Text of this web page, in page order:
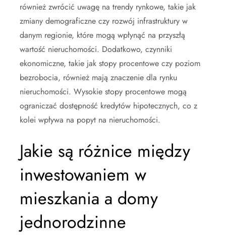
również zwrócić uwagę na trendy rynkowe, takie jak
zmiany demograficzne czy rozwój infrastruktury w
danym regionie, które mogą wpłynąć na przyszłą
wartość nieruchomości. Dodatkowo, czynniki
ekonomiczne, takie jak stopy procentowe czy poziom
bezrobocia, również mają znaczenie dla rynku
nieruchomości. Wysokie stopy procentowe mogą
ograniczać dostępność kredytów hipotecznych, co z
kolei wpływa na popyt na nieruchomości.
Jakie są różnice między
inwestowaniem w
mieszkania a domy
jednorodzinne